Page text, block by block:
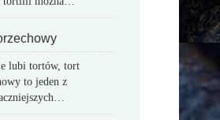
lubi tortów, tort
to jeden z